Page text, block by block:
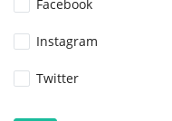
Facebook
Instagram
Twitter